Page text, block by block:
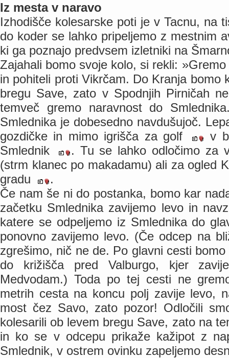
Iz mesta v naravo
Izhodišče kolesarske poti je v Tacnu, na
do koder se lahko pripeljemo z mestnim
ki ga poznajo predvsem izletniki na
Zajahali bomo svoje kolo, si rekli:
in pohiteli proti Vikrčam. Do Kranja bomo
bregu Save, zato v Spodnjih Pirničah
temveč gremo naravnost do
Smlednika je dobesedno navdušujoč.
gozdičke in mimo igrišča za golf
v
Smlednik
. Tu se lahko odločimo za
(strm klanec po makadamu) ali za ogled
gradu
.
Če nam še ni do postanka, bomo kar
začetku Smlednika zavijemo levo in
katere se odpeljemo iz Smlednika do
ponovno zavijemo levo. (Če odcep na
zgrešimo, nič ne de. Po glavni cesti
do križišča pred Valburgo, kjer
Medvodam.) Toda po tej cesti ne
metrih cesta na koncu polj zavije levo,
most čez Savo, zato pozor! Odločili
kolesarili ob levem bregu Save, zato na
in ko se v odcepu prikaže kažipot z
Smlednik, v ostrem ovinku zapeljemo